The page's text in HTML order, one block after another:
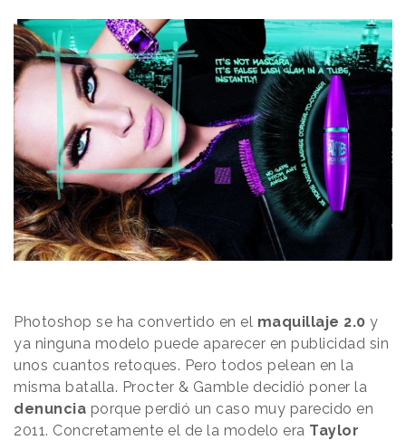
Photoshop se ha convertido en el maquillaje 2.0 y
ya ninguna modelo puede aparecer en publicidad sin
unos cuantos retoques. Pero todos pelean en la
misma batalla. Procter & Gamble decidió poner la
denuncia porque perdió un caso muy parecido en
2011. Concretamente el de la modelo era Taylor